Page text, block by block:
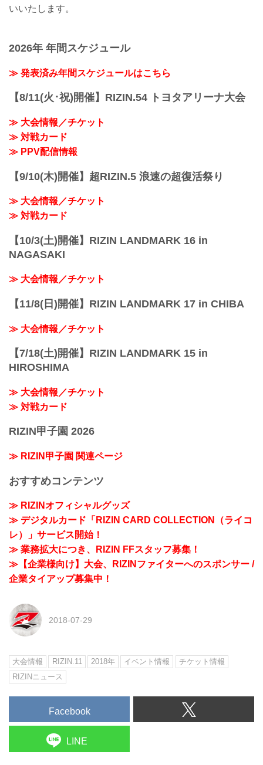
いいたします。
2026年 年間スケジュール
≫ 発表済み年間スケジュールはこちら
【8/11(火･祝)開催】RIZIN.54 トヨタアリーナ大会
≫ 大会情報／チケット
≫ 対戦カード
≫ PPV配信情報
【9/10(木)開催】超RIZIN.5 浪速の超復活祭り
≫ 大会情報／チケット
≫ 対戦カード
【10/3(土)開催】RIZIN LANDMARK 16 in
NAGASAKI
≫ 大会情報／チケット
【11/8(日)開催】RIZIN LANDMARK 17 in CHIBA
≫ 大会情報／チケット
【7/18(土)開催】RIZIN LANDMARK 15 in
HIROSHIMA
≫ 大会情報／チケット
≫ 対戦カード
RIZIN甲子園 2026
≫ RIZIN甲子園 関連ページ
おすすめコンテンツ
≫ RIZINオフィシャルグッズ
≫ デジタルカード「RIZIN CARD COLLECTION（ライコ
レ）」サービス開始！
≫ 業務拡大につき、RIZIN FFスタッフ募集！
≫【企業様向け】大会、RIZINファイターへのスポンサー /
企業タイアップ募集中！
2018-07-29
大会情報 RIZIN.11 2018年 イベント情報
チケット情報
RIZINニュース
Facebook
LINE